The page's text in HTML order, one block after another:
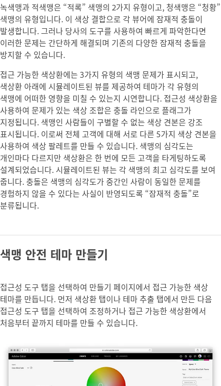
녹색맹과 적색맹은 “적록” 색맹의 2가지 유형이고, 청색맹은 “청황”
색맹의 유형입니다. 이 색상 결합으로 각 뷰어에 잠재적 충돌이
발생합니다. 그러나 당사의 도구를 사용하여 빠르게 파악한다면
이러한 문제는 간단하게 해결되며 기존의 다양한 잠재적 충돌을
방지할 수 있습니다.
접근 가능한 색상환에는 3가지 유형의 색맹 문제가 표시되고,
색상환 아래에 시뮬레이트된 뷰를 제공하여 테마가 각 유형의
색맹에 어떠한 영향을 미칠 수 있는지 시연합니다. 접근성 색상환을
사용하여 문제가 있는 색상 조합은 충돌 라인으로 플래그가
지정됩니다. 색맹인 사람들이 구별할 수 없는 색상 견본은 강조
표시됩니다. 이로써 전체 고객에 대해 서로 다른 5가지 색상 견본을
사용하여 색상 팔레트를 만들 수 있습니다. 색맹의 심각도는
개인마다 다르지만 색상환은 한 번에 모든 고객을 타게팅하도록
설계되었습니다. 시뮬레이트된 뷰는 각 색맹의 최고 심각도를 보여
줍니다. 충돌은 색맹의 심각도가 중간인 사람이 동일한 문제를
경험하지 않을 수 있다는 사실이 반영되도록 “잠재적 충돌”로
분류됩니다.
색맹 안전 테마 만들기
접근성 도구 탭을 선택하여 만들기 페이지에서 접근 가능한 색상
테마를 만듭니다. 먼저 색상환 탭이나 테마 추출 탭에서 만든 다음
접근성 도구 탭을 선택하여 조정하거나 접근 가능한 색상환에서
처음부터 끝까지 테마를 만들 수 있습니다.